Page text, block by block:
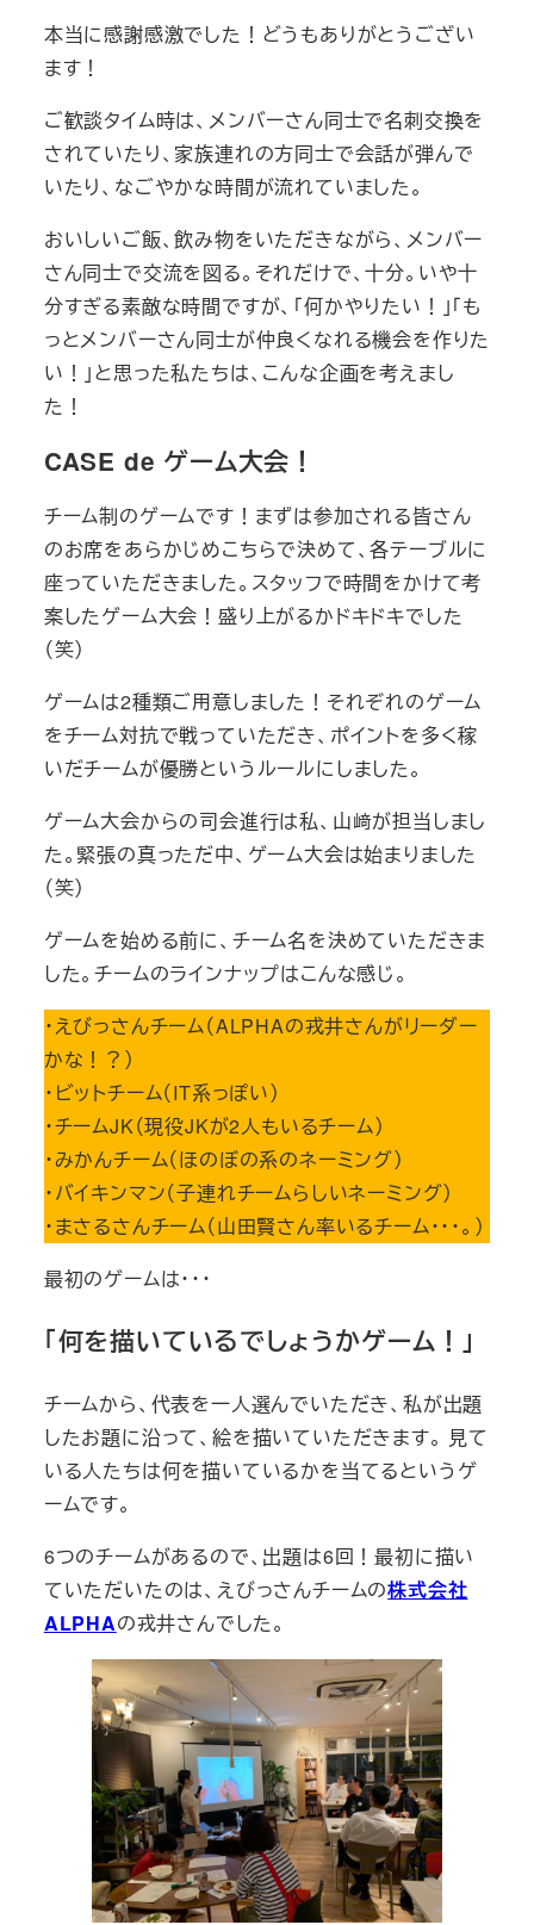
本当に感謝感激でした！どうもありがとうござい
ます！
ご歓談タイム時は、メンバーさん同士で名刺交換を
されていたり、家族連れの方同士で会話が弾んで
いたり、なごやかな時間が流れていました。
おいしいご飯、飲み物をいただきながら、メンバー
さん同士で交流を図る。それだけで、十分。いや十
分すぎる素敵な時間ですが、「何かやりたい！」「も
っとメンバーさん同士が仲良くなれる機会を作りた
い！」と思った私たちは、こんな企画を考えまし
た！
CASE de ゲーム大会！
チーム制のゲームです！まずは参加される皆さん
のお席をあらかじめこちらで決めて、各テーブルに
座っていただきました。スタッフで時間をかけて考
案したゲーム大会！盛り上がるかドキドキでした
（笑）
ゲームは2種類ご用意しました！それぞれのゲーム
をチーム対抗で戦っていただき、ポイントを多く稼
いだチームが優勝というルールにしました。
ゲーム大会からの司会進行は私、山﨑が担当しまし
た。緊張の真っただ中、ゲーム大会は始まりました
（笑）
ゲームを始める前に、チーム名を決めていただきま
した。チームのラインナップはこんな感じ。
・えびっさんチーム（ALPHAの戎井さんがリーダー
かな！？）
・ビットチーム（IT系っぽい）
・チームJK（現役JKが2人もいるチーム）
・みかんチーム（ほのぼの系のネーミング）
・バイキンマン（子連れチームらしいネーミング）
・まさるさんチーム（山田賢さん率いるチーム･･･。）
最初のゲームは･･･
「何を描いているでしょうかゲーム！」
チームから、代表を一人選んでいただき、私が出題
したお題に沿って、絵を描いていただきます。 見て
いる人たちは何を描いているかを当てるというゲ
ームです。
6つのチームがあるので、出題は6回！最初に描い
ていただいたのは、えびっさんチームの株式会社
ALPHAの戎井さんでした。